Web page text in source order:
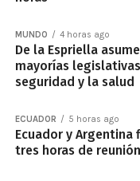
MUNDO 4 horas ago
De la Espriella
mayorías
seguridad y la salud
ECUADOR 5 horas ago
Ecuador y Argentina
tres horas de